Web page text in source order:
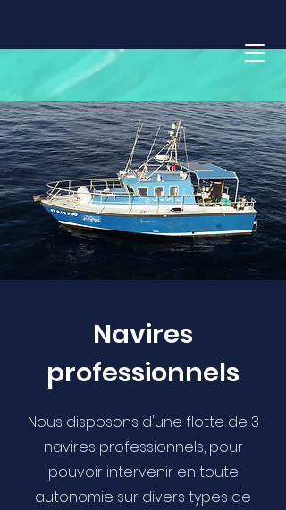
Navires
professionnels
Nous disposons d'une flotte de 3
navires professionnels, pour
pouvoir intervenir en toute
autonomie sur divers types de